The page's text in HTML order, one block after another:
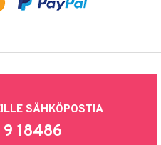
SÄHKÖPOSTIA
18486